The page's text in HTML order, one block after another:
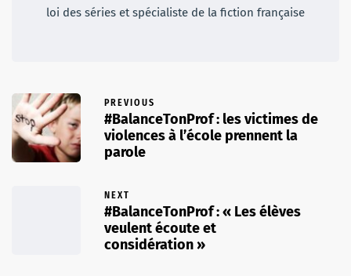
loi des séries et spécialiste de la fiction française
PREVIOUS
#BalanceTonProf : les victimes de
violences à l’école prennent la
parole
NEXT
#BalanceTonProf : « Les élèves
veulent écoute et
considération »